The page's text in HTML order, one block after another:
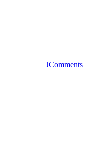
JComments